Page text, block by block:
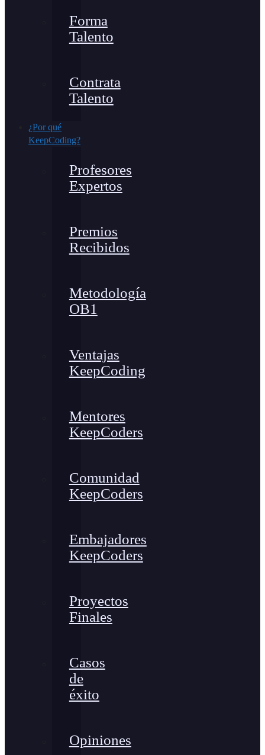
Forma
Talento
Contrata
Talento
¿Por qué
KeepCoding?
Profesores
Expertos
Premios
Recibidos
Metodología
OB1
Ventajas
KeepCoding
Mentores
KeepCoders
Comunidad
KeepCoders
Embajadores
KeepCoders
Proyectos
Finales
Casos
de
éxito
Opiniones